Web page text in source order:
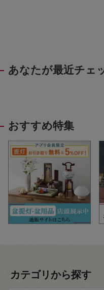
あなたが最近チェ
おすすめ特集
カテゴリから探す